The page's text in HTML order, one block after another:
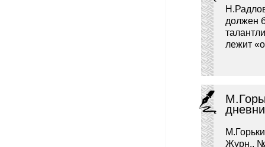
должен
лежит
Журн., №